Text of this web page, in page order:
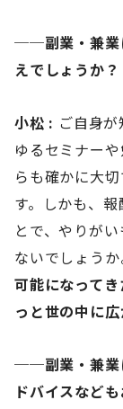
──副業・兼業
えでしょうか？
小松 : ご自身
ゆるセミナー
らも確かに大
す。しかも、
とで、やりが
ないでしょうか
可能になって
っと世の中に広
──副業・兼業
ドバイスなど